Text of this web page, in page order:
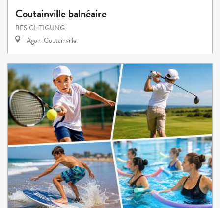
Coutainville balnéaire
BESICHTIGUNG
Agon-Coutainville